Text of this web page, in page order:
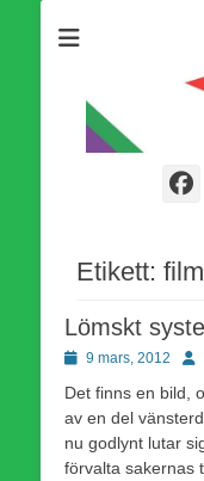
Etikett:
Lömskt
Publicerad
9 mars, 2012
Det finns en bild,
av en del
nu godlynt lutar
förvalta sakernas